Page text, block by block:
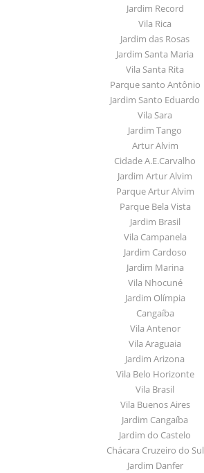
Jardim Record
Vila Rica
Jardim das Rosas
Jardim Santa Maria
Vila Santa Rita
Parque santo Antônio
Jardim Santo Eduardo
Vila Sara
Jardim Tango
Artur Alvim
Cidade A.E.Carvalho
Jardim Artur Alvim
Parque Artur Alvim
Parque Bela Vista
Jardim Brasil
Vila Campanela
Jardim Cardoso
Jardim Marina
Vila Nhocuné
Jardim Olímpia
Cangaíba
Vila Antenor
Vila Araguaia
Jardim Arizona
Vila Belo Horizonte
Vila Brasil
Vila Buenos Aires
Jardim Cangaíba
Jardim do Castelo
Chácara Cruzeiro do Sul
Jardim Danfer